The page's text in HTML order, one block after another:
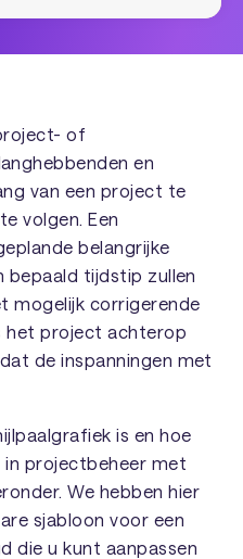
of
en
van een project te
volgen. Een
belangrijke
bepaald tijdstip zullen
mogelijk corrigerende
het project achterop
de inspanningen met
is en hoe
in projectbeheer met
We hebben hier
sjabloon voor een
die u kunt aanpassen